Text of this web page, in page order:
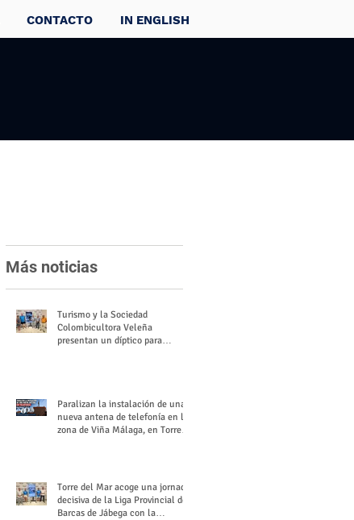
CONTACTO IN ENGLISH
Más noticias
Turismo y la Sociedad
Colombicultora Veleña
presentan un díptico para
Paralizan la instalación de una
nueva antena de telefonía en la
zona de Viña Málaga, en Torre
Torre del Mar acoge una jornada
decisiva de la Liga Provincial de
Barcas de Jábega con la